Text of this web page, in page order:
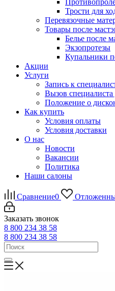
Трости для
Перевязочные
Товары после
Белье после
Экзопротезы
Купальники
Акции
Услуги
Запись к
Вызов специалиста
Положение о
Как купить
Условия оплаты
Условия доставки
О нас
Новости
Вакансии
Политика
Наши салоны
Сравнение0
Заказать звонок
8 800 234 38 58
8 800 234 38 58